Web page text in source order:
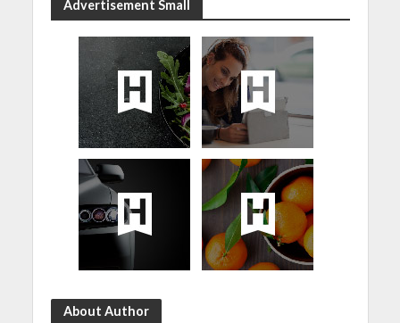
Advertisement Small
About Author